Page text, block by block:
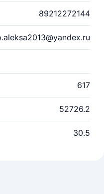
89212272144
617
52726.2
30.5